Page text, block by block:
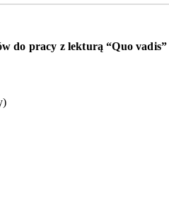
do pracy z lekturą “Quo vadis”